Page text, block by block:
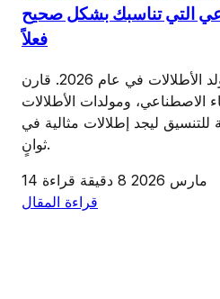
التي تناسبك بشكل صحيح
فعلاً
اكتشف أفضل تطبيقات مولد الأطلالات في عام 2026. قارن
الاصطناعي، ومولدات الأطلالات
للتنسيق ليجد إطلالات مثالية في
ثوانٍ.
14 مارس 2026
8 دقيقة قراءة
قراءة المقال